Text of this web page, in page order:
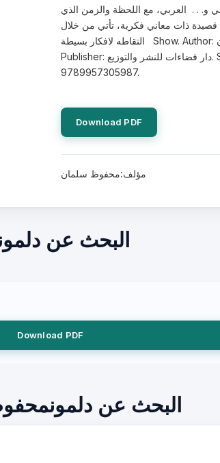
و. . . العربي، مع اللحظة والزمن الذي
قصيدة ذات معاني فكرية، تأتي من خلال
التقاطه لافكار بسيطة Show. Author: محفوظ سلمان.
Publisher: دار فضاءات للنشر والتوزيع. Series: N/A. ISBN-10:
9789957305987.
Download PDF
مؤلف:محفوظ سلمان
البحث عن
Download PDF
البحث عن